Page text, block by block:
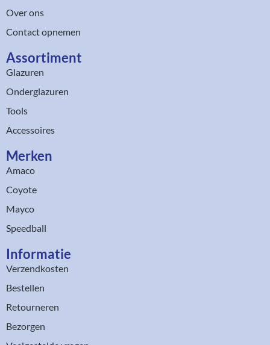
Over ons
Contact opnemen
Assortiment​
Glazuren
Onderglazuren
Tools
Accessoires
Merken
Amaco
Coyote
Mayco
Speedball
Informatie
Verzendkosten
Bestellen
Retourneren
Bezorgen